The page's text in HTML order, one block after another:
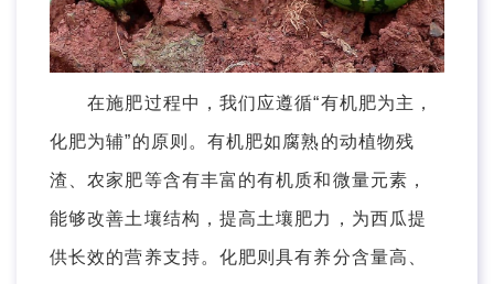
在施肥过程中，我们应遵循“有机肥为主，
化肥为辅”的原则。有机肥如腐熟的动植物残
渣、农家肥等含有丰富的有机质和微量元素，
能够改善土壤结构，提高土壤肥力，为西瓜提
供长效的营养支持。化肥则具有养分含量高、